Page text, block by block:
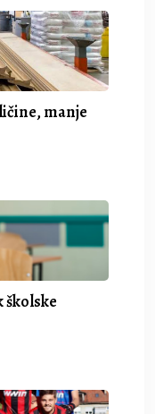
manje
školske